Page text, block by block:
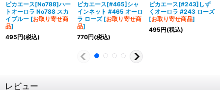
ピカエース[No788]ハー
トオーロラ No788 スカ
イブルー [お取り寄せ商
品]
495円(税込)
ピカエース[#465]シャ
インネット #465 オーロ
ラ ローズ [お取り寄せ商
品]
770円(税込)
ピカエース[#243]しず
くオーロラ #243 ローズ
[お取り寄せ商品]
495円(税込)
レビュー